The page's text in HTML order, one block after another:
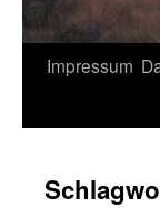
Impressum